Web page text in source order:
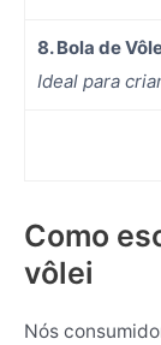
8. Bola de
Ideal para
Como
vôlei
Nós